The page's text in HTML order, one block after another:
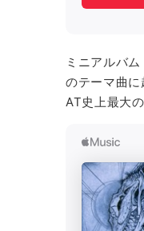
ミニアルバ
のテーマ曲
AT史上最大